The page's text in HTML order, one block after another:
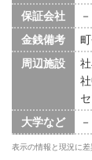
保証会社
－
金銭備考
周辺施設
大学など
－
表示の情報と現況に差